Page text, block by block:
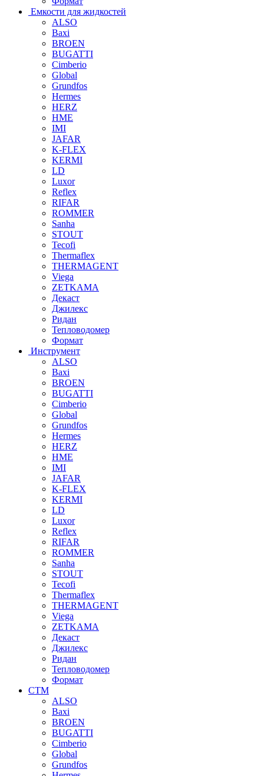
Емкости для жидкостей
ALSO
Baxi
BROEN
BUGATTI
Cimberio
Global
Grundfos
Hermes
HERZ
HME
IMI
JAFAR
K-FLEX
KERMI
LD
Luxor
Reflex
RIFAR
ROMMER
Sanha
STOUT
Tecofi
Thermaflex
THERMAGENT
Viega
ZETKAMA
Декаст
Джилекс
Ридан
Тепловодомер
Формат
Инструмент
ALSO
Baxi
BROEN
BUGATTI
Cimberio
Global
Grundfos
Hermes
HERZ
HME
IMI
JAFAR
K-FLEX
KERMI
LD
Luxor
Reflex
RIFAR
ROMMER
Sanha
STOUT
Tecofi
Thermaflex
THERMAGENT
Viega
ZETKAMA
Декаст
Джилекс
Ридан
Тепловодомер
Формат
СТМ
ALSO
Baxi
BROEN
BUGATTI
Cimberio
Global
Grundfos